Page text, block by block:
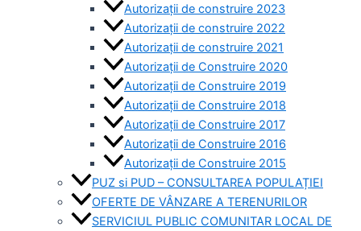
Autorizații de construire 2023
Autorizații de construire 2022
Autorizații de construire 2021
Autorizații de Construire 2020
Autorizații de Construire 2019
Autorizaţii de Construire 2018
Autorizaţii de Construire 2017
Autorizaţii de Construire 2016
Autorizaţii de Construire 2015
PUZ si PUD – CONSULTAREA POPULAȚIEI
OFERTE DE VÂNZARE A TERENURILOR
SERVICIUL PUBLIC COMUNITAR LOCAL DE